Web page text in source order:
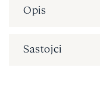
Opis
Sastojci